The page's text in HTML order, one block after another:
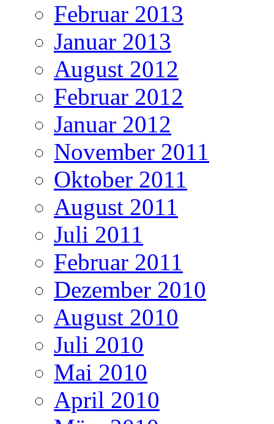
Februar 2013
Januar 2013
August 2012
Februar 2012
Januar 2012
November 2011
Oktober 2011
August 2011
Juli 2011
Februar 2011
Dezember 2010
August 2010
Juli 2010
Mai 2010
April 2010